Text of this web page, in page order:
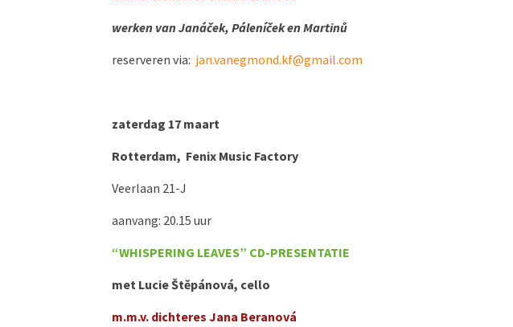
werken van Janáček, Páleníček en Martinů
reserveren via: jan.vanegmond.kf@gmail.com
zaterdag 17 maart
Rotterdam, Fenix Music Factory
Veerlaan 21-J
aanvang: 20.15 uur
“WHISPERING LEAVES” CD-PRESENTATIE
met Lucie Štĕpánová, cello
m.m.v. dichteres Jana Beranová